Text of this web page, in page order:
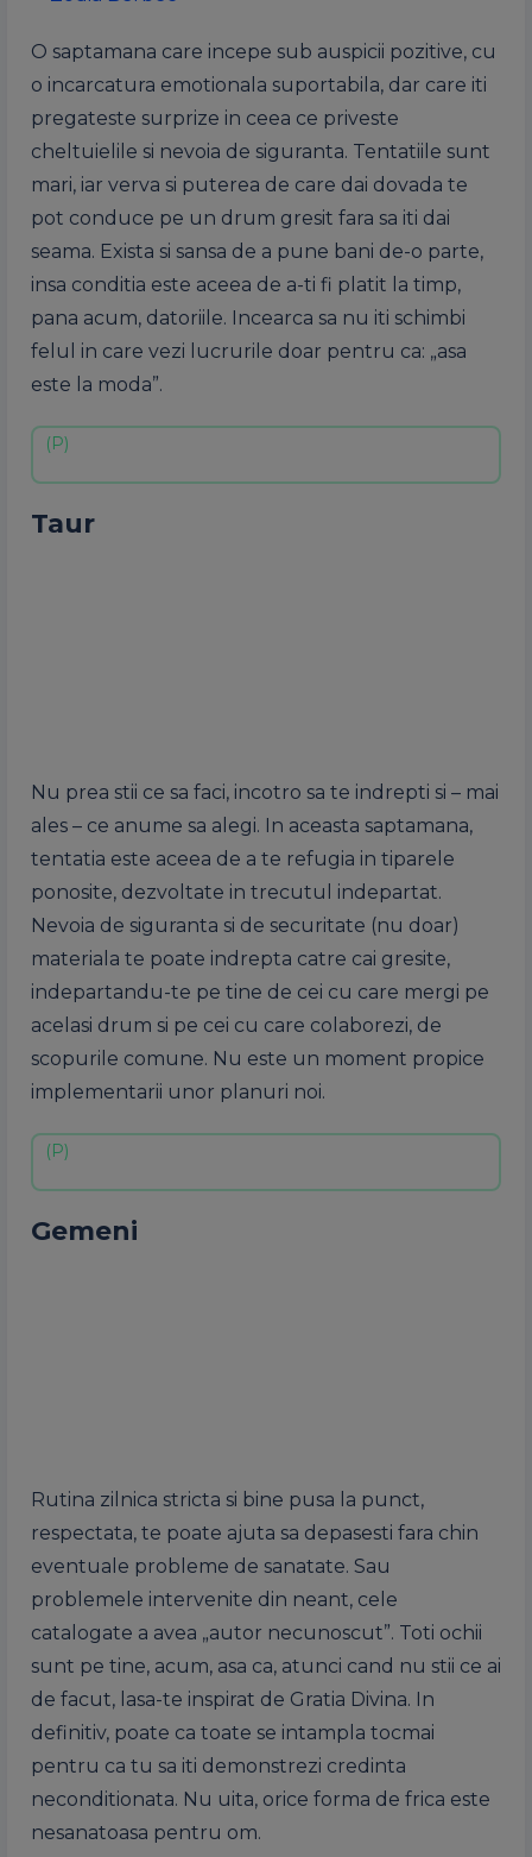
O saptamana care incepe sub auspicii pozitive, cu
o incarcatura emotionala suportabila, dar care iti
pregateste surprize in ceea ce priveste
cheltuielile si nevoia de siguranta. Tentatiile sunt
mari, iar verva si puterea de care dai dovada te
pot conduce pe un drum gresit fara sa iti dai
seama. Exista si sansa de a pune bani de-o parte,
insa conditia este aceea de a-ti fi platit la timp,
pana acum, datoriile. Incearca sa nu iti schimbi
felul in care vezi lucrurile doar pentru ca: „asa
este la moda”.
Taur
Nu prea stii ce sa faci, incotro sa te indrepti si – mai
ales – ce anume sa alegi. In aceasta saptamana,
tentatia este aceea de a te refugia in tiparele
ponosite, dezvoltate in trecutul indepartat.
Nevoia de siguranta si de securitate (nu doar)
materiala te poate indrepta catre cai gresite,
indepartandu-te pe tine de cei cu care mergi pe
acelasi drum si pe cei cu care colaborezi, de
scopurile comune. Nu este un moment propice
implementarii unor planuri noi.
Gemeni
Rutina zilnica stricta si bine pusa la punct,
respectata, te poate ajuta sa depasesti fara chin
eventuale probleme de sanatate. Sau
problemele intervenite din neant, cele
catalogate a avea „autor necunoscut”. Toti ochii
sunt pe tine, acum, asa ca, atunci cand nu stii ce ai
de facut, lasa-te inspirat de Gratia Divina. In
definitiv, poate ca toate se intampla tocmai
pentru ca tu sa iti demonstrezi credinta
neconditionata. Nu uita, orice forma de frica este
nesanatoasa pentru om.